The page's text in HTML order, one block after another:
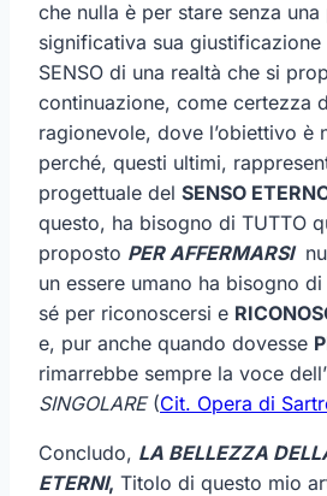
che nulla è per stare senza
significativa sua
SENSO di una realtà che si
continuazione, come certezza
ragionevole, dove l’obiettivo è
perché, questi ultimi,
progettuale del SENSO
questo, ha bisogno di TUTTO
proposto PER AFFERMARSI
un essere umano ha bisogno
sé per riconoscersi e
e, pur anche quando dovesse
rimarrebbe sempre la voce dell’
SINGOLARE (Cit. Opera di
Concludo, LA BELLEZZA
ETERNI, Titolo di questo mio